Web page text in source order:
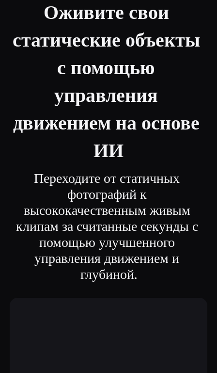
Оживите свои
статические объекты
с помощью
управления
движением на основе
ИИ
Переходите от статичных
фотографий к
высококачественным живым
клипам за считанные секунды с
помощью улучшенного
управления движением и
глубиной.